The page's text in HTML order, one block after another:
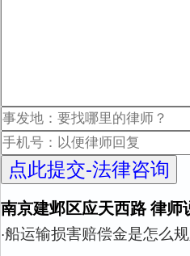
南京建邺区应天西路 律师
·船运输损害赔偿金是怎么